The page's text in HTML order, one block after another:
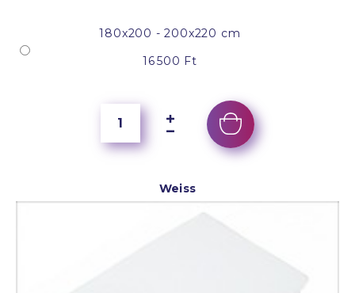
180x200 - 200x220 cm
16 500 Ft
Weiss